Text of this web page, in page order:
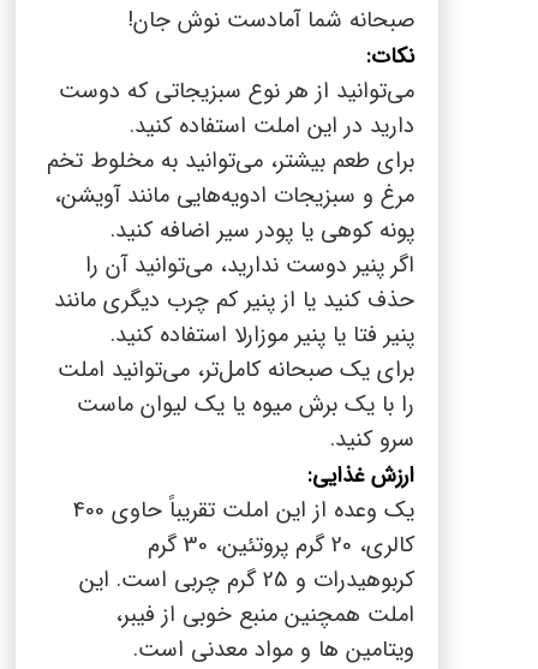
صبحانه شما آمادست نوش جان!
نکات:
می‌توانید از هر نوع سبزیجاتی که دوست
دارید در این املت استفاده کنید.
برای طعم بیشتر، می‌توانید به مخلوط تخم
مرغ و سبزیجات ادویه‌هایی مانند آویشن،
پونه کوهی یا پودر سیر اضافه کنید.
اگر پنیر دوست ندارید، می‌توانید آن را
حذف کنید یا از پنیر کم چرب دیگری مانند
پنیر فتا یا پنیر موزارلا استفاده کنید.
برای یک صبحانه کامل‌تر، می‌توانید املت
را با یک برش میوه یا یک لیوان ماست
سرو کنید.
ارزش غذایی:
یک وعده از این املت تقریباً حاوی 400
کالری، 20 گرم پروتئین، 30 گرم
کربوهیدرات و 25 گرم چربی است. این
املت همچنین منبع خوبی از فیبر،
ویتامین ها و مواد معدنی است.